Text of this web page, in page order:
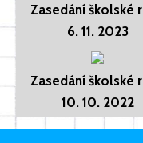
Zasedání školské
6. 11. 2023
Zasedání školské
10. 10. 2022